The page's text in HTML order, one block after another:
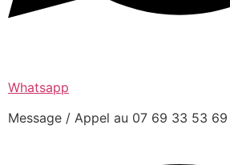
Whatsapp
Message / Appel au 07 69 33 53 69